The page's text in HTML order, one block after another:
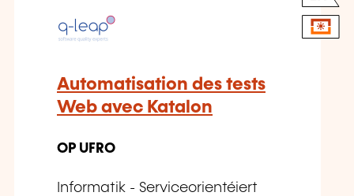
Automatisation des tests
Web avec Katalon
OP UFRO
Informatik - Serviceorientéiert